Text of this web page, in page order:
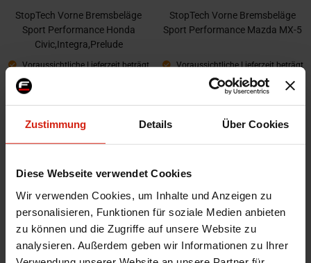
Zustimmung Details Über Cookies
Diese Webseite verwendet Cookies
Wir verwenden Cookies, um Inhalte und Anzeigen zu
personalisieren, Funktionen für soziale Medien anbieten
zu können und die Zugriffe auf unsere Website zu
analysieren. Außerdem geben wir Informationen zu Ihrer
StopTech Vorne Bremsbeläge
Sport Performance Honda
Civic,Integra,Prelude
Voraussichtliche Lieferzeit beträgt
StopTech Vorne Bremsbeläge
Sport Performance Mazda MX-5
Voraussichtliche Lieferzeit beträgt
5-15 Werktage
117,00 €